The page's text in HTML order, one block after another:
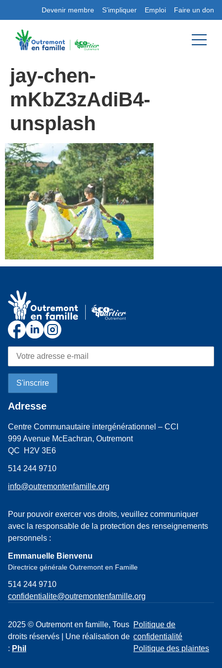
Devenir membre S’impliquer Emploi Faire un don
jay-chen-
mKbZ3zAdiB4-
unsplash
Adresse
Centre Communautaire intergénérationnel – CCI
999 Avenue McEachran, Outremont
QC H2V 3E6
514 244 9710
info@outremontenfamille.org
Pour pouvoir exercer vos droits, veuillez communiquer
avec la responsable de la protection des renseignements
personnels :
Emmanuelle Bienvenu
Directrice générale Outremont en Famille
514 244 9710
confidentialite@outremontenfamille.org
2025 © Outremont en famille, Tous
droits réservés | Une réalisation de
: Phil
Politique de
confidentialité
Politique des plaintes